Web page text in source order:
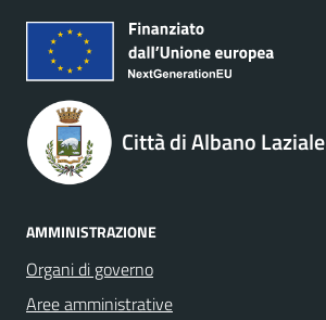
Città di Albano Laziale
AMMINISTRAZIONE
Organi di governo
Aree amministrative